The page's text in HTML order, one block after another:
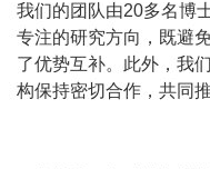
我们的团队由20多名博
专注的研究方向，既避
了优势互补。此外，我
构保持密切合作，共同